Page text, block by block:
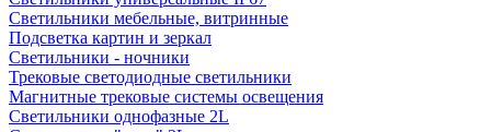
Светильники мебельные, витринные
Подсветка картин и зеркал
Светильники - ночники
Трековые светодиодные светильники
Магнитные трековые системы освещения
Светильники однофазные 2L